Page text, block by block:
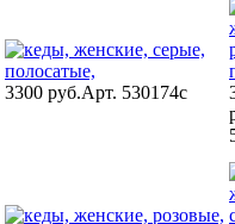
3300 руб.Арт. 530174c